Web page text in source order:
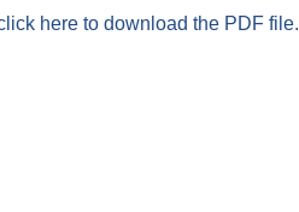
here to download the PDF file.